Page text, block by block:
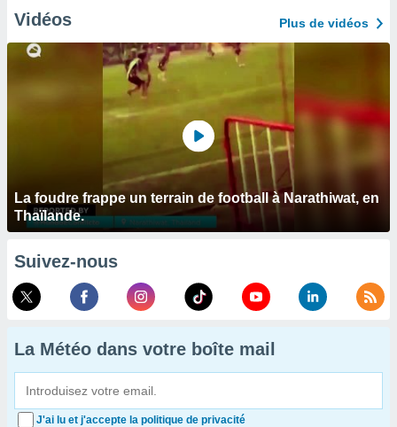
Vidéos Plus de vidéos
La foudre frappe un terrain de football à Narathiwat, en
Thaïlande.
Suivez-nous
La Météo dans votre boîte mail
J'ai lu et j'accepte la politique de privacité